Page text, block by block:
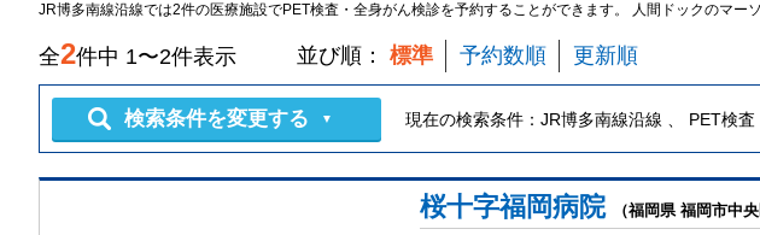
JR博多南線沿線では2件の医療施設でPET検査・全身がん検診を予約することができます。 人間ドックのマー
全2件中 1〜2件表示 並び順： 標準 予約数順 更新順
検索条件を変更する ▼ 現在の検索条件： JR博多南線沿線 、 PET検
桜十字福岡病院 （福岡県 福岡市中央